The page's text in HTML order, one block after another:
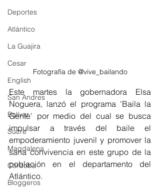
Deportes
Atlántico
La Guajira
Cesar
English
San Andres
Bolívar
Sucre
Magdalena
Córdoba
Bloggeros
Fotografía de @vive_bailando
Este martes la gobernadora Elsa
Noguera, lanzó el programa 'Baila la
Gente' por medio del cual se busca
impulsar a través del baile el
empoderamiento juvenil y promover la
sana convivencia en este grupo de la
población en el departamento del
Atlántico.